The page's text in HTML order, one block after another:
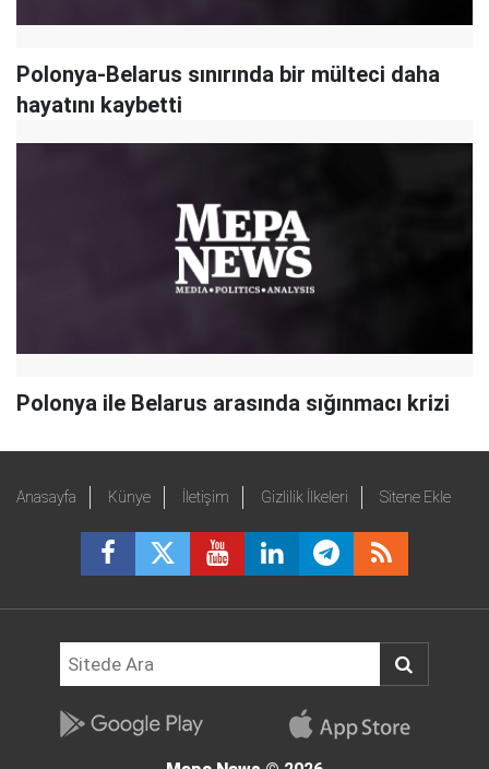
Polonya-Belarus sınırında bir mülteci daha
hayatını kaybetti
Polonya ile Belarus arasında sığınmacı krizi
Anasayfa Künye İletişim Gizlilik İlkeleri Sitene Ekle